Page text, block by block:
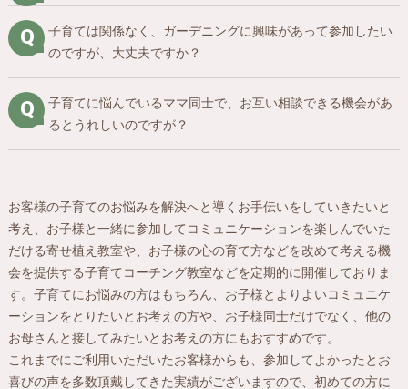
子育ては関係なく、ガーデニングに興味があって参加したい
のですが、大丈夫ですか？
子育てに悩んでいるママ同士で、お互い相談できる機会があ
るとうれしいのですが？
お客様の子育てのお悩みを解決へと導くお手伝いをしていきたいと
考え、お子様と一緒に参加してコミュニケーションを楽しんでいた
だける寄せ植え教室や、お子様の心の育て方などを改めて考える機
会を提供する子育てコーチング教室などを定期的に開催しておりま
す。子育てにお悩みの方はもちろん、お子様とよりよいコミュニケ
ーションをとりたいとお考えの方や、お子様同士だけでなく、他の
お母さんと接してみたいとお考えの方にもおすすめです。
これまでにご利用いただいたお客様からも、参加してよかったとお
喜びの声を多数頂戴してきた実績がございますので、初めての方に